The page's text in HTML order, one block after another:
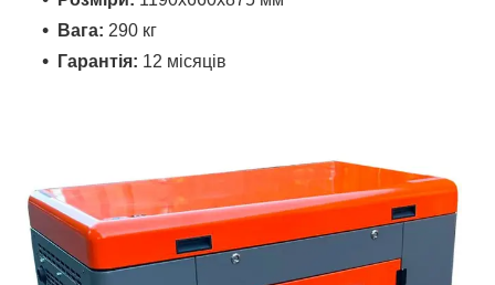
Вага: 290 кг
Гарантія: 12 місяців